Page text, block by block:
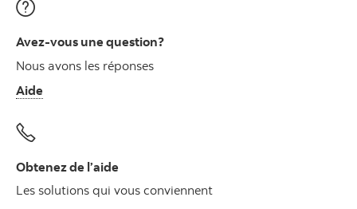
Avez-vous une question?
Nous avons les réponses
Aide
Obtenez de l’aide
Les solutions qui vous conviennent